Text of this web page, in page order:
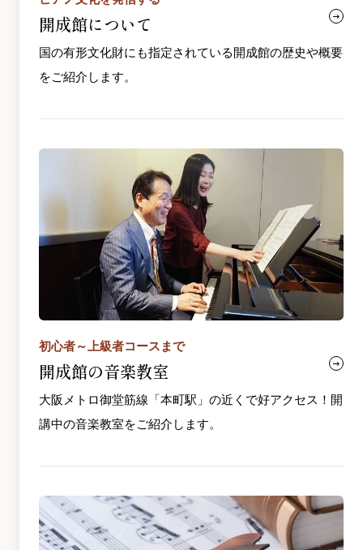
開成館について
国の有形文化財にも指定されている開成館の歴史や概要
をご紹介します。
初心者～上級者コースまで
開成館の音楽教室
大阪メトロ御堂筋線「本町駅」の近くで好アクセス！開
講中の音楽教室をご紹介します。